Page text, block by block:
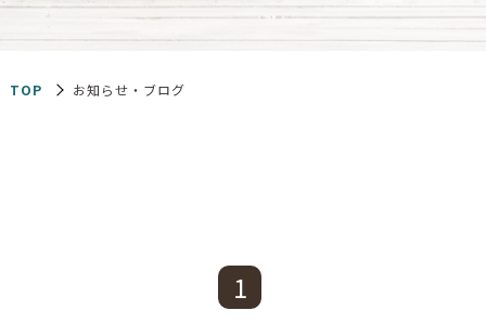
TOP お知らせ・ブログ
1